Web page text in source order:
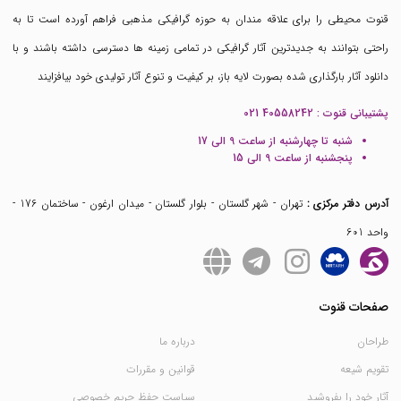
قنوت محیطی را برای علاقه مندان به حوزه گرافیکی مذهبی فراهم آورده است تا به
راحتی بتوانند به جدیدترین آثار گرافیکی در تمامی زمینه ها دسترسی داشته باشند و با
دانلود آثار بارگذاری شده بصورت لایه باز، بر کیفیت و تنوع آثار تولیدی خود بیافزایند
پشتیبانی قنوت : 021 40558242
شنبه تا چهارشنبه از ساعت 9 الی 17
پنجشنبه از ساعت 9 الی 15
آدرس دفتر مرکزی :
تهران - شهر گلستان - بلوار گلستان - میدان ارغون - ساختمان 176 -
واحد 601
صفحات قنوت
طراحان
تقویم شیعه
آثار خود را بفروشید
درباره ما
قوانین و مقررات
سیاست حفظ حریم خصوصی